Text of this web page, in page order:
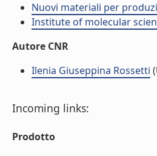
Nuovi materiali per
Institute of molecular
Autore CNR
Ilenia Giuseppina Rossetti
Incoming links:
Prodotto